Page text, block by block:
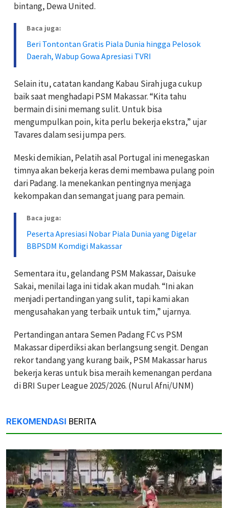
bintang, Dewa United.
Baca juga:
Beri Tontontan Gratis Piala Dunia hingga Pelosok
Daerah, Wabup Gowa Apresiasi TVRI
Selain itu, catatan kandang Kabau Sirah juga cukup
baik saat menghadapi PSM Makassar. “Kita tahu
bermain di sini memang sulit. Untuk bisa
mengumpulkan poin, kita perlu bekerja ekstra,” ujar
Tavares dalam sesi jumpa pers.
Meski demikian, Pelatih asal Portugal ini menegaskan
timnya akan bekerja keras demi membawa pulang poin
dari Padang. Ia menekankan pentingnya menjaga
kekompakan dan semangat juang para pemain.
Baca juga:
Peserta Apresiasi Nobar Piala Dunia yang Digelar
BBPSDM Komdigi Makassar
Sementara itu, gelandang PSM Makassar, Daisuke
Sakai, menilai laga ini tidak akan mudah. “Ini akan
menjadi pertandingan yang sulit, tapi kami akan
mengusahakan yang terbaik untuk tim,” ujarnya.
Pertandingan antara Semen Padang FC vs PSM
Makassar diperdiksi akan berlangsung sengit. Dengan
rekor tandang yang kurang baik, PSM Makassar harus
bekerja keras untuk bisa meraih kemenangan perdana
di BRI Super League 2025/2026. (Nurul Afni/UNM)
REKOMENDASI BERITA